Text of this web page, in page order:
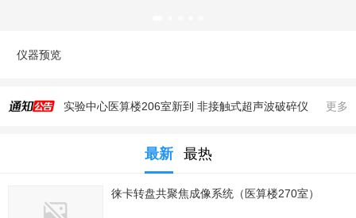
仪器预览
实验中心医算楼206室新到 非接触式超声波破碎仪
生命科学实验中心2025年暑期值班表
医算楼（西区田径场新楼）二楼（206室）新到一台落地式超离和一台高速冷冻离心机
更多
最新 最热
徕卡转盘共聚焦成像系统（医算楼270室）